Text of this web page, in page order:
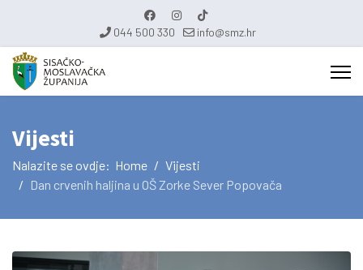
044 500 330 info@smz.hr
Vijesti
Nalazite se ovdje: Home
Vijesti
Dan crvenih haljina u OŠ Zorke Sever Popovača